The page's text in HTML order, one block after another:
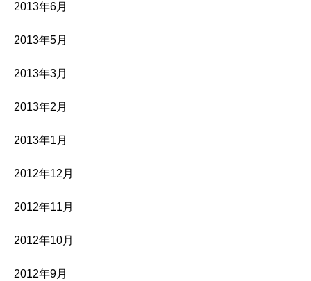
2013年6月
2013年5月
2013年3月
2013年2月
2013年1月
2012年12月
2012年11月
2012年10月
2012年9月